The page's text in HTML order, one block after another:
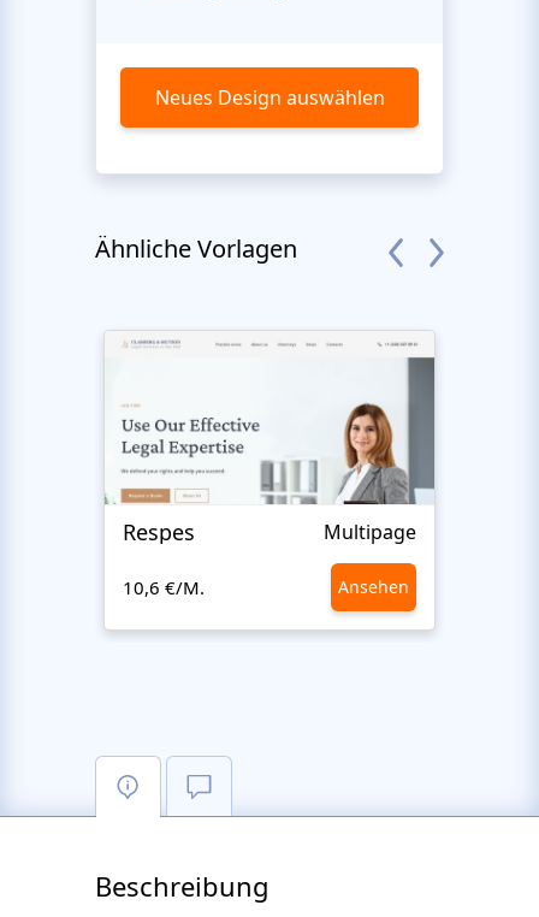
Neues Design auswählen
Ähnliche Vorlagen
Respes Multipage
10,6 €/M. Ansehen
Beschreibung